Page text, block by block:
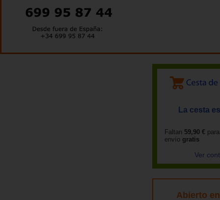
La cesta
Faltan 59,90 €
envío gratis
Ver
Abierto